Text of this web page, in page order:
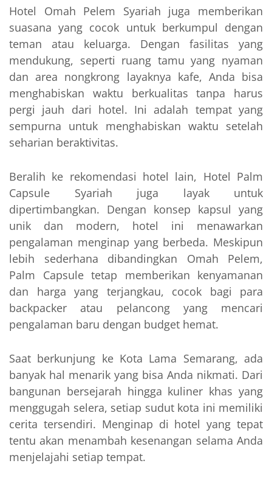
Hotel Omah Pelem Syariah juga memberikan
suasana yang cocok untuk berkumpul dengan
teman atau keluarga. Dengan fasilitas yang
mendukung, seperti ruang tamu yang nyaman
dan area nongkrong layaknya kafe, Anda bisa
menghabiskan waktu berkualitas tanpa harus
pergi jauh dari hotel. Ini adalah tempat yang
sempurna untuk menghabiskan waktu setelah
seharian beraktivitas.
Beralih ke rekomendasi hotel lain, Hotel Palm
Capsule Syariah juga layak untuk
dipertimbangkan. Dengan konsep kapsul yang
unik dan modern, hotel ini menawarkan
pengalaman menginap yang berbeda. Meskipun
lebih sederhana dibandingkan Omah Pelem,
Palm Capsule tetap memberikan kenyamanan
dan harga yang terjangkau, cocok bagi para
backpacker atau pelancong yang mencari
pengalaman baru dengan budget hemat.
Saat berkunjung ke Kota Lama Semarang, ada
banyak hal menarik yang bisa Anda nikmati. Dari
bangunan bersejarah hingga kuliner khas yang
menggugah selera, setiap sudut kota ini memiliki
cerita tersendiri. Menginap di hotel yang tepat
tentu akan menambah kesenangan selama Anda
menjelajahi setiap tempat.